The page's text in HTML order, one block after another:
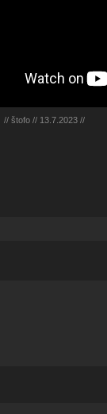
// štofo // 13.7.2023 //